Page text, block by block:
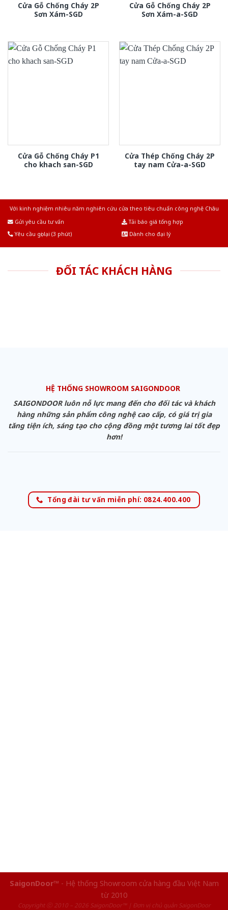
Cửa Gỗ Chống Cháy 2P
Sơn Xám-SGD
Cửa Gỗ Chống Cháy 2P
Sơn Xám-a-SGD
Cửa Gỗ Chống Cháy P1
cho khach san-SGD
Cửa Thép Chống Cháy 2P
tay nam Cửa-a-SGD
Với kinh nghiệm nhiêu năm nghiên cứu cửa theo tiêu chuẩn công nghệ Châu
Gửi yêu cầu tư vấn
Tải báo giá tổng hợp
Yêu cầu gọi lại (3 phút)
Dành cho đại lý
ĐỐI TÁC KHÁCH HÀNG
HỆ THỐNG SHOWROOM SAIGONDOOR
SAIGONDOOR luôn nỗ lực mang đến cho đối tác và khách
hàng những sản phẩm công nghệ cao cấp, có giá trị gia
tăng tiện ích, sáng tạo cho cộng đồng một tương lai tốt đẹp
hơn!
Tổng đài tư vấn miễn phí: 0824.400.400
SaigonDoor™ - Hệ thống Showroom cửa hàng đầu Việt Nam
từ 2010
Copyright ⓒ 2010 – 2026 SaigonDoor™ | Đơn vị chủ quản SaigonDoor